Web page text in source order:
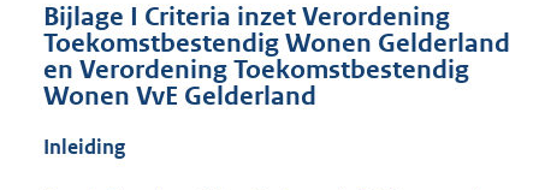
Bijlage I Criteria inzet Verordening
Toekomstbestendig Wonen Gelderland
en Verordening Toekomstbestendig
Wonen VvE Gelderland
Inleiding